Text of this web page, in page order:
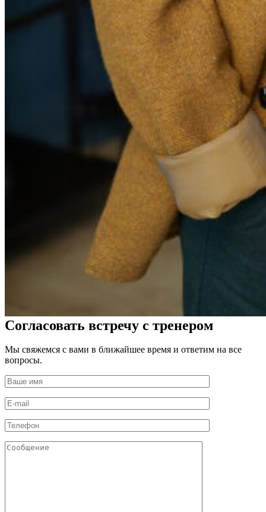
Согласовать встречу с тренером
Мы свяжемся с вами в ближайшее время и ответим на все
вопросы.